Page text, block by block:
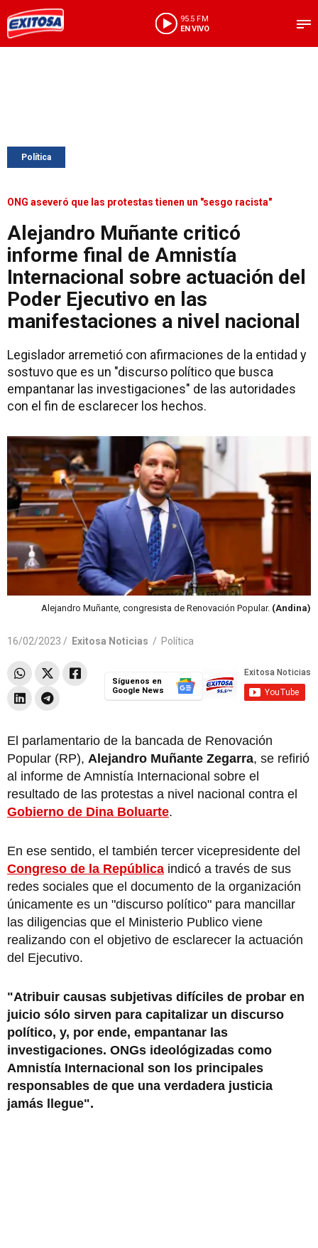
95.5 FM
EN VIVO
Política
ONG aseveró que las protestas tienen un "sesgo racista"
Alejandro Muñante criticó
informe final de Amnistía
Internacional sobre actuación del
Poder Ejecutivo en las
manifestaciones a nivel nacional
Legislador arremetió con afirmaciones de la entidad y
sostuvo que es un "discurso político que busca
empantanar las investigaciones" de las autoridades
con el fin de esclarecer los hechos.
Alejandro Muñante, congresista de Renovación Popular. (Andina)
16/02/2023 / Exitosa Noticias / Política
Síguenos en
Google News
El parlamentario de la bancada de Renovación
Popular (RP), Alejandro Muñante Zegarra, se refirió
al informe de Amnistía Internacional sobre el
resultado de las protestas a nivel nacional contra el
Gobierno de Dina Boluarte.
En ese sentido, el también tercer vicepresidente del
Congreso de la República indicó a través de sus
redes sociales que el documento de la organización
únicamente es un "discurso político" para mancillar
las diligencias que el Ministerio Publico viene
realizando con el objetivo de esclarecer la actuación
del Ejecutivo.
"Atribuir causas subjetivas difíciles de probar en
juicio sólo sirven para capitalizar un discurso
político, y, por ende, empantanar las
investigaciones. ONGs ideológizadas como
Amnistía Internacional son los principales
responsables de que una verdadera justicia
jamás llegue".